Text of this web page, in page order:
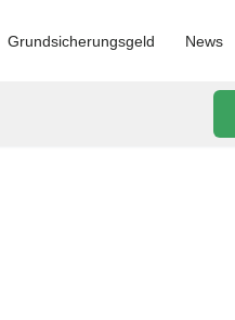
Grundsicherungsgeld News